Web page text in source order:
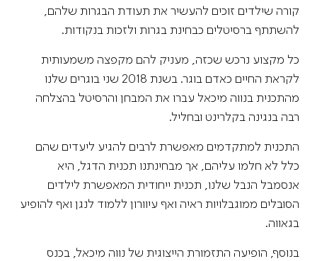
קורה שילדים זוכים להעשיר את תעודת הבגרות שלהם,
להשתתף ברסיטלים כבחינת בגרות ולזכות בנקודות.
כל מקצוע נרכש שכזה, מעניק להם מקפצה משמעותית
לקראת החיים כאדם בוגר. בשנת 2018 שני בוגרים שלנו
מהתכנית בנווה מיכאל עברו את המבחן והרסיטל בהצלחה
רבה בנגינה בקלרינט ובחליל.
התכנית למתקדמים מאפשרת לרבים להגיע ליעדים שהם
כלל לא חלמו עליהם, אך מבחינתנו תכנית הדגל, היא
אנסמבל הנבל שלנו, תכנית ייחודית המאפשרת לילדים
הסובלים ממוגבלויות ראיה ואף עיוורון ללמוד לנגן ואף להופיע
בגאווה.
בנוסף, הופיעה התזמורת הייצוגית של נווה מיכאל, בכנס